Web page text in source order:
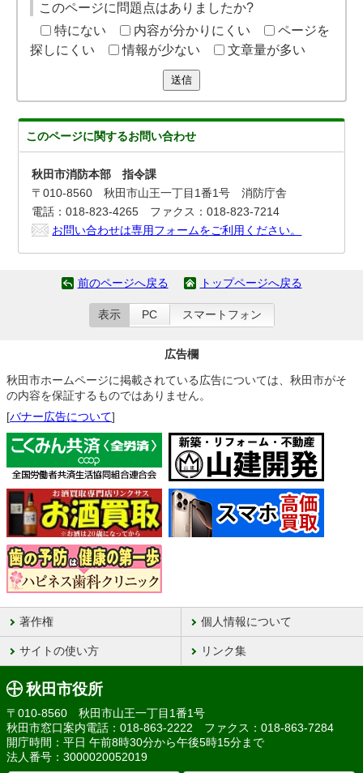
このページに問題点はありましたか?
特にない
内容が分かりにくい
ページを
探しにくい
情報が少ない 文章量が多い
送信
このページに関するお問い合わせ
秋田市消防本部 指令課
〒010-8560 秋田市山王一丁目1番1号 消防庁舎
電話：018-823-4265 ファクス：018-823-7214
お問い合わせは専用フォームをご利用ください。
前のページへ戻る トップページへ戻る
表示 PC スマートフォン
広告欄
秋田市ホームページに掲載されている広告については、秋田市がそ
の内容を保証するものではありません。
[バナー広告について]
著作権 個人情報について
サイトの使い方 リンク集
秋田市役所
〒010-8560 秋田市山王一丁目1番1号
秋田市窓口案内電話：018-863-2222 ファクス：018-863-7284
開庁時間：平日 午前8時30分から午後5時15分まで
法人番号：3000020052019